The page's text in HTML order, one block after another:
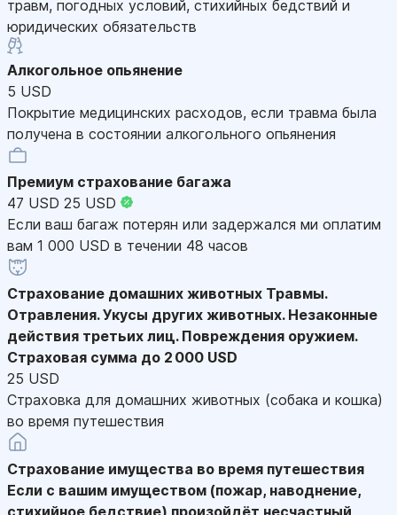
травм, погодных условий, стихийных бедствий и
юридических обязательств
Алкогольное опьянение
5 USD
Покрытие медицинских расходов, если травма была
получена в состоянии алкогольного опьянения
Премиум страхование багажа
47 USD 25 USD
Если ваш багаж потерян или задержался ми оплатим
вам 1 000 USD в течении 48 часов
Страхование домашних животных Травмы.
Отравления. Укусы других животных. Незаконные
действия третьих лиц. Повреждения оружием.
Страховая сумма до 2 000 USD
25 USD
Страховка для домашних животных (собака и кошка)
во время путешествия
Страхование имущества во время путешествия
Если с вашим имуществом (пожар, наводнение,
стихийное бедствие) произойдёт несчастный